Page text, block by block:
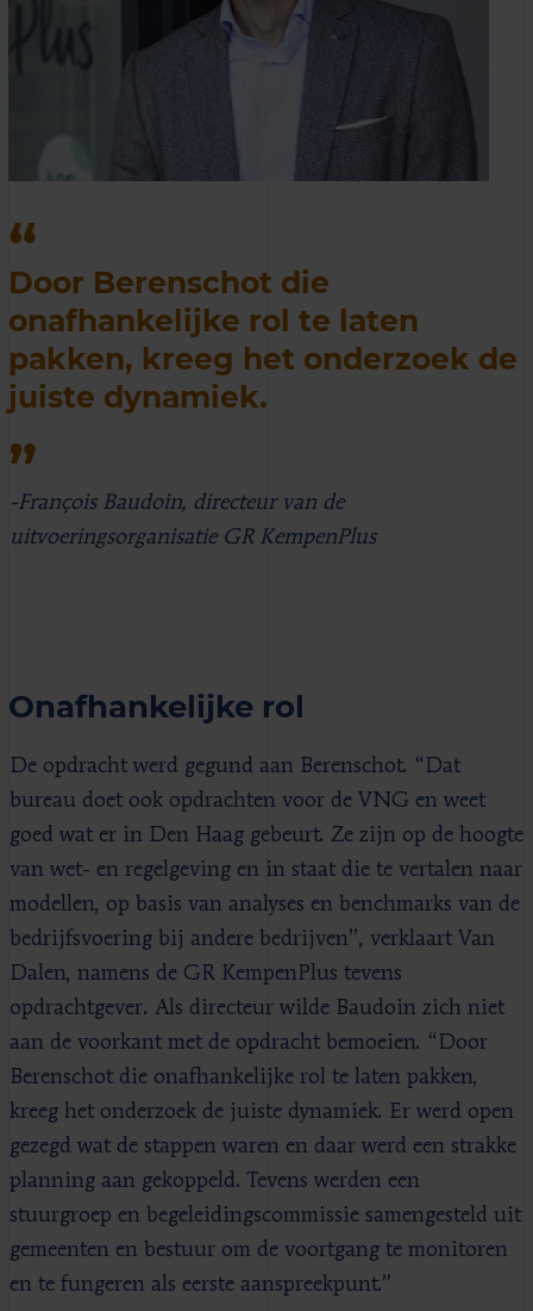
Door Berenschot die
onafhankelijke rol te laten
pakken, kreeg het onderzoek de
juiste dynamiek.
-François Baudoin, directeur van de
uitvoeringsorganisatie GR KempenPlus
Onafhankelijke rol
De opdracht werd gegund aan Berenschot. “Dat
bureau doet ook opdrachten voor de VNG en weet
goed wat er in Den Haag gebeurt. Ze zijn op de hoogte
van wet- en regelgeving en in staat die te vertalen naar
modellen, op basis van analyses en benchmarks van de
bedrijfsvoering bij andere bedrijven”, verklaart Van
Dalen, namens de GR KempenPlus tevens
opdrachtgever. Als directeur wilde Baudoin zich niet
aan de voorkant met de opdracht bemoeien. “Door
Berenschot die onafhankelijke rol te laten pakken,
kreeg het onderzoek de juiste dynamiek. Er werd open
gezegd wat de stappen waren en daar werd een strakke
planning aan gekoppeld. Tevens werden een
stuurgroep en begeleidingscommissie samengesteld uit
gemeenten en bestuur om de voortgang te monitoren
en te fungeren als eerste aanspreekpunt.”